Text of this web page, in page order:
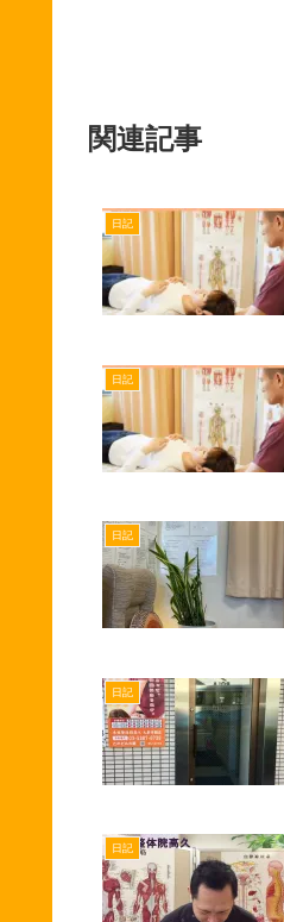
関連記事
日記
日記
日記
日記
日記